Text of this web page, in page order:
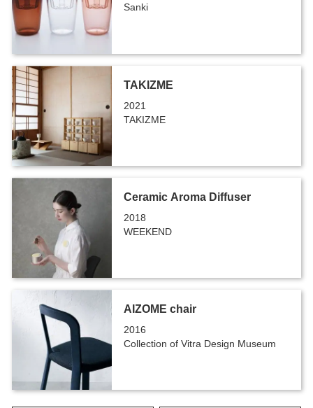
Sanki
TAKIZME
2021
TAKIZME
Ceramic Aroma Diffuser
2018
WEEKEND
AIZOME chair
2016
Collection of Vitra Design Museum